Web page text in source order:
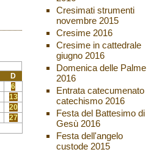
D
6
13
20
27
Cresimati strumenti
novembre 2015
Cresime 2016
Cresime in cattedrale
giugno 2016
Domenica delle Palme
2016
Entrata catecumenato
catechismo 2016
Festa del Battesimo di
Gesù 2016
Festa dell'angelo
custode 2015